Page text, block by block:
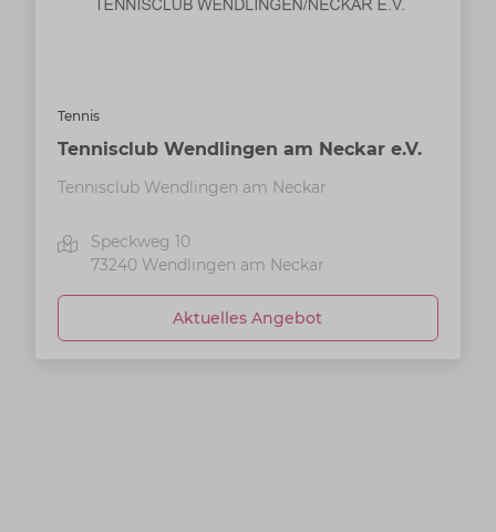
Tennis
Tennisclub Wendlingen am Neckar e.V.
Tennisclub Wendlingen am Neckar
Speckweg 10
73240 Wendlingen am Neckar
Aktuelles Angebot